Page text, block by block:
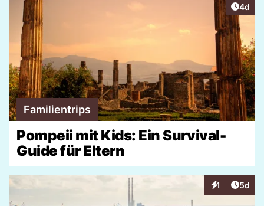
4d
Familientrips
Pompeii mit Kids: Ein Survival-
Guide für Eltern
1
Interaktionen
5d